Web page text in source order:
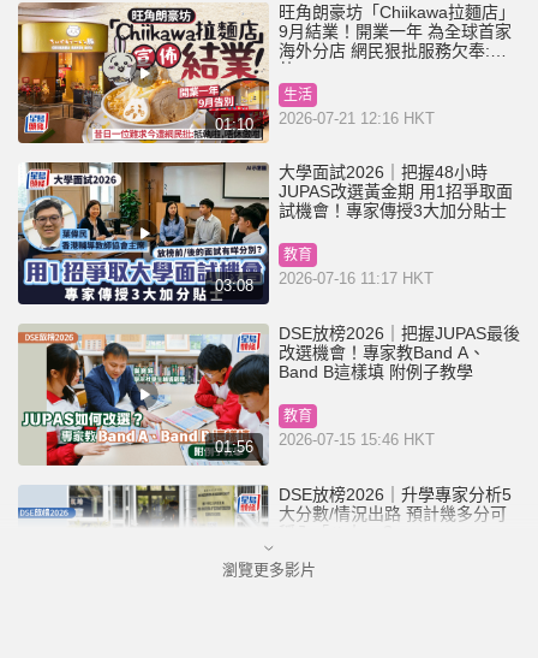
01:10
旺角朗豪坊「Chiikawa拉麵店」
9月結業！開業一年 為全球首家
海外分店 網民狠批服務欠奉:抵
執
生活
2026-07-21 12:16 HKT
03:08
大學面試2026｜把握48小時
JUPAS改選黃金期 用1招爭取面
試機會！專家傳授3大加分貼士
教育
2026-07-16 11:17 HKT
01:56
DSE放榜2026｜把握JUPAS最後
改選機會！專家教Band A、
Band B這樣填 附例子教學
教育
2026-07-15 15:46 HKT
DSE放榜2026｜升學專家分析5
大分數/情況出路 預計幾多分可
穩入「八大」？
教育
瀏覽更多影片